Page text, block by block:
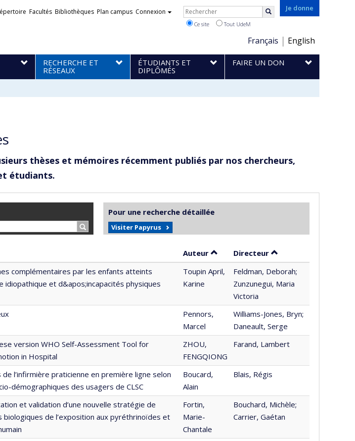
Je donne
Choix
de
la
langue
Français English
Facultés Bibliothèques Plan campus Connexion Rechercher
Ce site Tout UdeM
RECHERCHE ET
RÉSEAUX
ÉTUDIANTS ET
DIPLÔMÉS
FAIRE UN DON
thèses et mémoires récemment publiés par nos chercheurs,
étudiants.
Rechercher…
Pour une recherche détaillée
Visiter Papyrus
ordre décroissant Auteur Trier par auteur en ordre décroissant
Directeur par contributeur en
complémentaires par les enfants atteints
idiopathique et d&apos;incapacités physiques
Toupin April,
Karine
Feldman, Deborah;
Zunzunegui, Maria
Victoria
Pennors,
Marcel
Williams-Jones, Bryn;
Daneault, Serge
version WHO Self-Assessment Tool for
in Hospital
ZHOU,
FENGQIONG
Farand, Lambert
de l’infirmière praticienne en première ligne selon
démographiques des usagers de CLSC
Boucard,
Alain
Blais, Régis
et validation d’une nouvelle stratégie de
biologiques de l’exposition aux pyréthrinoïdes et
Fortin,
Marie-
Chantale
Bouchard, Michèle;
Carrier, Gaétan